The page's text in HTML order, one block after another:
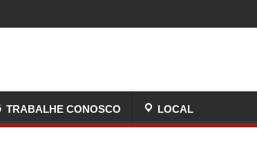
TRABALHE CONOSCO LOCAL